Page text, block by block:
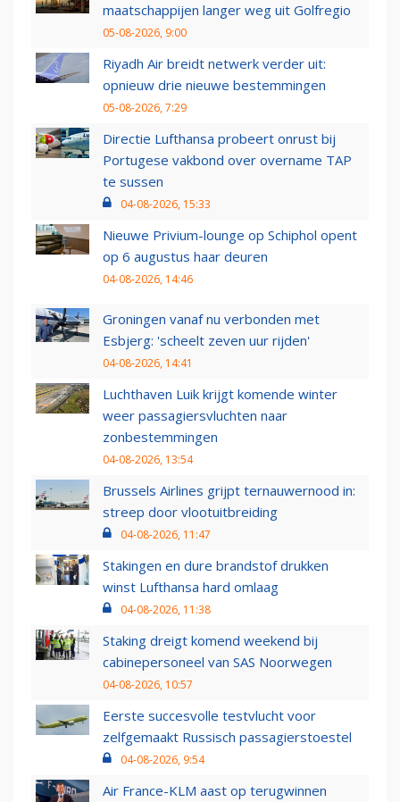
maatschappijen langer weg uit Golfregio
05-08-2026, 9:00
Riyadh Air breidt netwerk verder uit:
opnieuw drie nieuwe bestemmingen
05-08-2026, 7:29
Directie Lufthansa probeert onrust bij
Portugese vakbond over overname TAP
te sussen
04-08-2026, 15:33
Nieuwe Privium-lounge op Schiphol opent
op 6 augustus haar deuren
04-08-2026, 14:46
Groningen vanaf nu verbonden met
Esbjerg: 'scheelt zeven uur rijden'
04-08-2026, 14:41
Luchthaven Luik krijgt komende winter
weer passagiersvluchten naar
zonbestemmingen
04-08-2026, 13:54
Brussels Airlines grijpt ternauwernood in:
streep door vlootuitbreiding
04-08-2026, 11:47
Stakingen en dure brandstof drukken
winst Lufthansa hard omlaag
04-08-2026, 11:38
Staking dreigt komend weekend bij
cabinepersoneel van SAS Noorwegen
04-08-2026, 10:57
Eerste succesvolle testvlucht voor
zelfgemaakt Russisch passagierstoestel
04-08-2026, 9:54
Air France-KLM aast op terugwinnen